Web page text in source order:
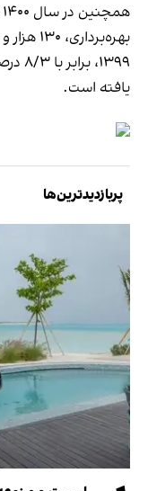
یافته است.
پربازدیدترین‌ها